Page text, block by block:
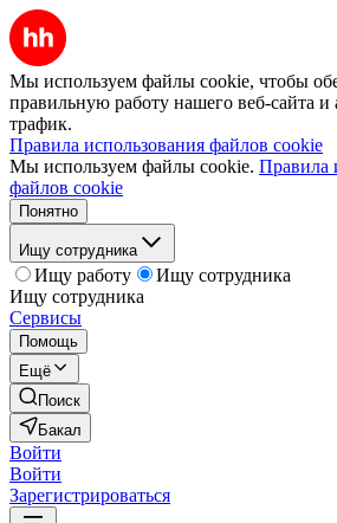
Мы используем файлы cookie, чтобы
правильную работу нашего веб-сайта и
трафик.
Правила использования файлов cookie
Мы используем файлы cookie. Правила
файлов cookie
Понятно
Ищу сотрудника
Ищу работу
Ищу сотрудника
Ищу сотрудника
Сервисы
Помощь
Ещё
Поиск
Бакал
Войти
Войти
Зарегистрироваться